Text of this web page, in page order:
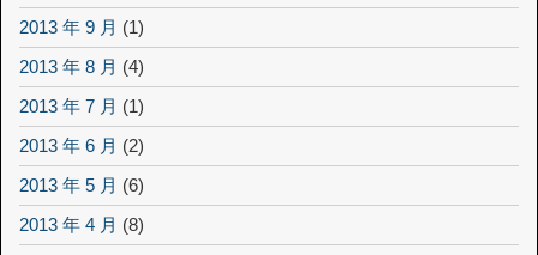
2013 年 9 月 (1)
2013 年 8 月 (4)
2013 年 7 月 (1)
2013 年 6 月 (2)
2013 年 5 月 (6)
2013 年 4 月 (8)